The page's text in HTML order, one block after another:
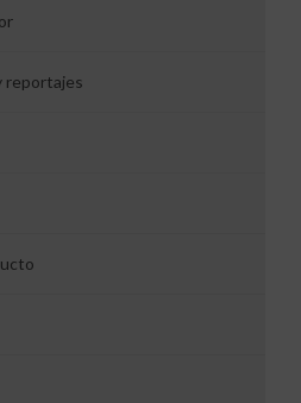
reportajes